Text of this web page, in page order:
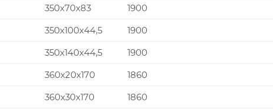
350x70x83
1900
350x100x44,5
1900
350x140x44,5
1900
360x20x170
1860
360x30x170
1860